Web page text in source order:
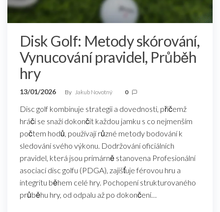
Disk Golf: Metody skórování,
Vynucování pravidel, Průběh
hry
13/01/2026 By Jakub Novotný 0
Disc golf kombinuje strategii a dovednosti, přičemž
hráči se snaží dokončit každou jamku s co nejmenším
počtem hodů, používají různé metody bodování k
sledování svého výkonu. Dodržování oficiálních
pravidel, která jsou primárně stanovena Profesionální
asociací disc golfu (PDGA), zajišťuje férovou hru a
integritu během celé hry. Pochopení strukturovaného
průběhu hry, od odpalu až po dokončení…